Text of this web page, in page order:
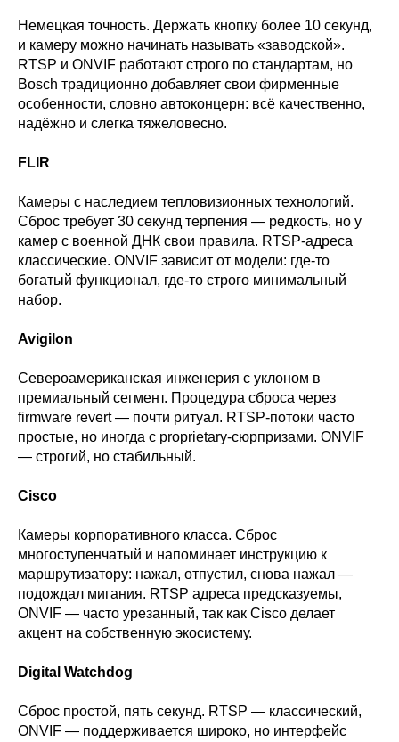
Немецкая точность. Держать кнопку более 10 секунд,
и камеру можно начинать называть «заводской».
RTSP и ONVIF работают строго по стандартам, но
Bosch традиционно добавляет свои фирменные
особенности, словно автоконцерн: всё качественно,
надёжно и слегка тяжеловесно.
FLIR
Камеры с наследием тепловизионных технологий.
Сброс требует 30 секунд терпения — редкость, но у
камер с военной ДНК свои правила. RTSP-адреса
классические. ONVIF зависит от модели: где-то
богатый функционал, где-то строго минимальный
набор.
Avigilon
Североамериканская инженерия с уклоном в
премиальный сегмент. Процедура сброса через
firmware revert — почти ритуал. RTSP-потоки часто
простые, но иногда с proprietary-сюрпризами. ONVIF
— строгий, но стабильный.
Cisco
Камеры корпоративного класса. Сброс
многоступенчатый и напоминает инструкцию к
маршрутизатору: нажал, отпустил, снова нажал —
подождал мигания. RTSP адреса предсказуемы,
ONVIF — часто урезанный, так как Cisco делает
акцент на собственную экосистему.
Digital Watchdog
Сброс простой, пять секунд. RTSP — классический,
ONVIF — поддерживается широко, но интерфейс